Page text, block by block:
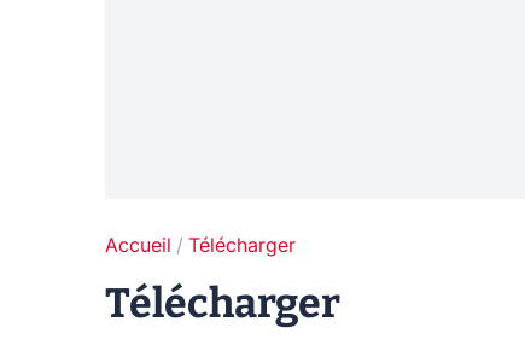
Accueil Télécharger
Télécharger